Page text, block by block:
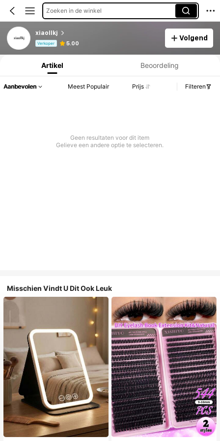
Zoeken in de winkel
xiaollkj
Verkoper 5.00
Volgend
Productinformatie: Prijsopenbaring, Verkoop- en Voorraadgegevens.
Artikel Beoordeling
Aanbevolen Meest Populair Prijs Filteren
Geen resultaten voor dit item
Gelieve een andere optie te selecteren.
Misschien Vindt U Dit Ook Leuk